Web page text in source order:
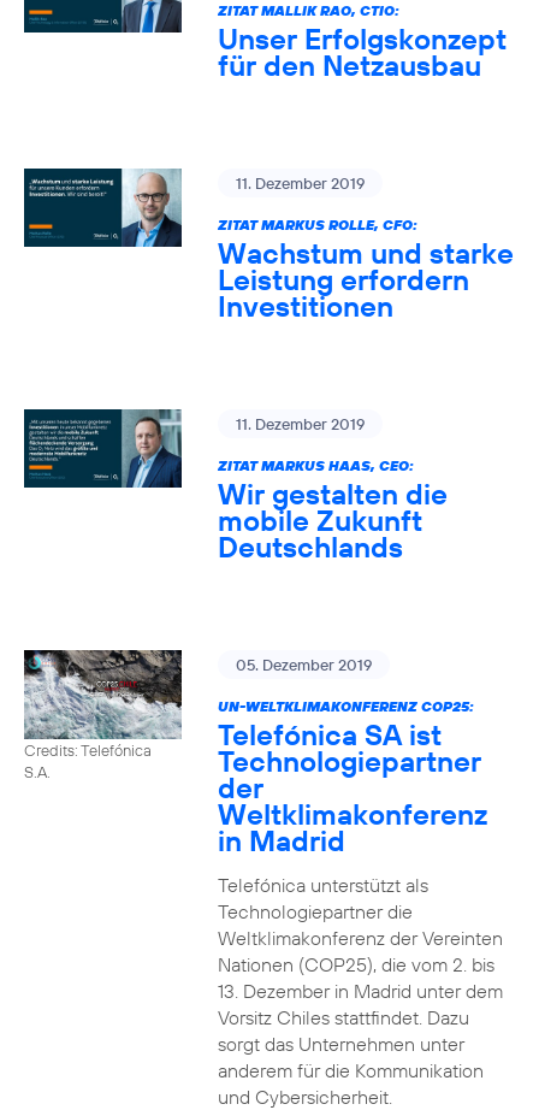
ZITAT MALLIK RAO, CTIO:
Unser Erfolgskonzept
für den Netzausbau
11. Dezember 2019
ZITAT MARKUS ROLLE, CFO:
Wachstum und starke
Leistung erfordern
Investitionen
11. Dezember 2019
ZITAT MARKUS HAAS, CEO:
Wir gestalten die
mobile Zukunft
Deutschlands
Credits: Telefónica
S.A.
05. Dezember 2019
UN-WELTKLIMAKONFERENZ COP25:
Telefónica SA ist
Technologiepartner
der
Weltklimakonferenz
in Madrid
Telefónica unterstützt als
Technologiepartner die
Weltklimakonferenz der Vereinten
Nationen (COP25), die vom 2. bis
13. Dezember in Madrid unter dem
Vorsitz Chiles stattfindet. Dazu
sorgt das Unternehmen unter
anderem für die Kommunikation
und Cybersicherheit.